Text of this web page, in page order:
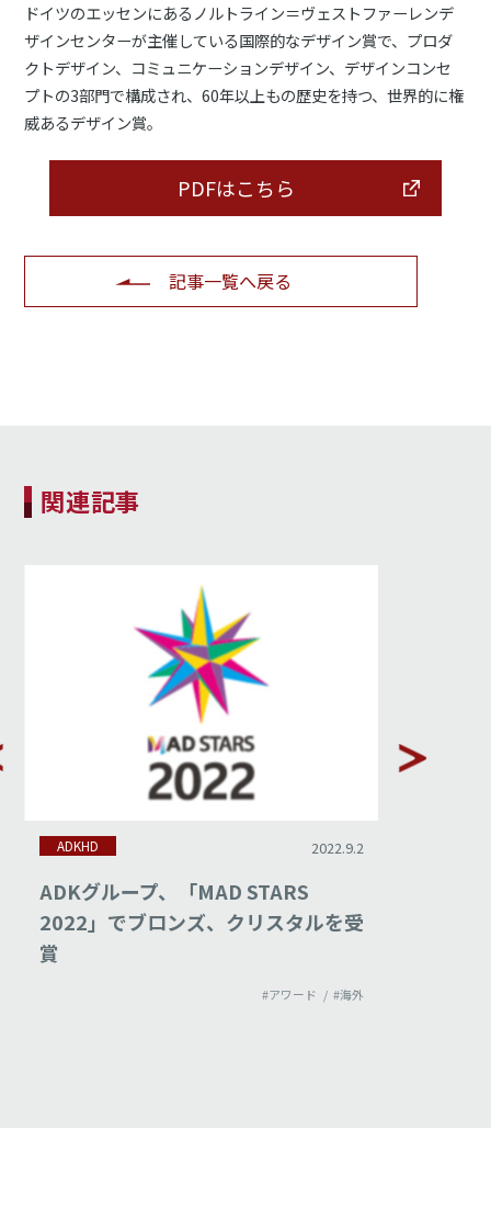
ドイツのエッセンにあるノルトライン＝ヴェストファーレンデ
ザインセンターが主催している国際的なデザイン賞で、プロダ
クトデザイン、コミュニケーションデザイン、デザインコンセ
プトの3部門で構成され、60年以上もの歴史を持つ、世界的に権
威あるデザイン賞。
PDFはこちら
記事一覧へ戻る
関連記事
ADKHD 2022.9.2
ADKグループ、「MAD STARS
2022」でブロンズ、クリスタルを受
賞
#アワード #海外